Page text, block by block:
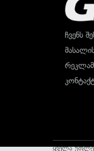
ჩვენს
ყველა